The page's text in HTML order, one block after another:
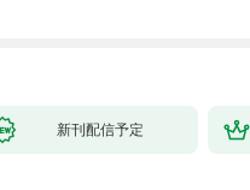
新刊配信予定